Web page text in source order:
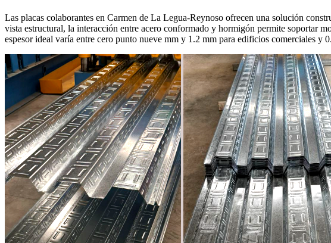
Las placas colaborantes en Carmen de La Legua-Reynoso ofrecen una solución
vista estructural, la interacción entre acero conformado y hormigón permite soportar
espesor ideal varía entre cero punto nueve mm y 1.2 mm para edificios comerciales